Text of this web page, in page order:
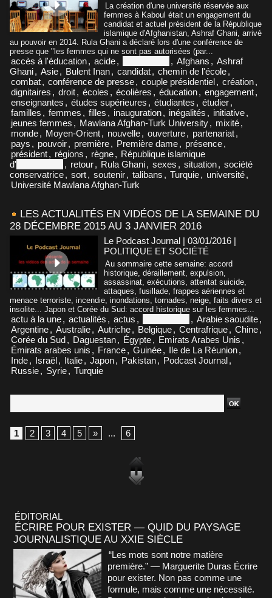
La création d'une université réservée aux
femmes à Kaboul était un engagement du
candidat et actuel président de la République
islamique d'Afghanistan, Ashraf Ghani, arrivé
au pouvoir en 2014. Rula Ghani a déclaré lors d'une conférence de
presse que "les femmes qui ne sont pas autorisées (par...
accès à l'éducation, acide, , Afghans , Ashraf
Ghani, Asie, Bulent Inan, candidat, chemin de l'école,
combat, conférence de presse, couple présidentiel, création,
dignitaires , droit, écoles , écolières , éducation, engagement,
enseignantes , études supérieures , étudiantes , étudier,
familles , femmes , filles , inauguration, inégalités , initiative,
jeunes femmes , Mawlana Afghan-Turk University, mixité,
monde, Moyen-Orient, nouvelle, ouverture, partenariat,
pays , pouvoir, première, Première dame, présence,
président, régions , règne, République islamique
d'
, retour, Rula Ghani, sexes , situation, société
conservatrice, sort, soutenir, talibans , Turquie, université,
Université Mawlana Afghan-Turk
LES ACTUALITÉS EN VIDÉOS DE LA SEMAINE DU
28 DÉCEMBRE 2015 AU 3 JANVIER 2016
Le Podcast Journal | 03/01/2016 |
POLITIQUE ET SOCIÉTÉ
Au sommaire cette semaine: accord
historique, déraillement, expulsion,
assassinat, exécutions, attentat suicide,
attaques, fusillade, frappes aériennes et
menace terroriste, incendie, inondations, tornades, neige, faits divers et
insolite... Japon et Corée du Sud: accord historique sur les femmes...
actu à la une, actualités , actus , , Arabie saoudite,
Argentine, Australie, Autriche, Belgique, Centrafrique, Chine,
Corée du Sud, Daguestan, Égypte, Emirats Arabes Unis ,
Émirats arabes unis , France, Guinée, Ile de La Réunion,
Inde, Israël, Italie, Japon, Pakistan, Podcast Journal,
Russie, Syrie, Turquie
1 2 3 4 5 » ... 6
ÉDITORIAL
ÉCRIRE POUR EXISTER — QUID DU PAYSAGE
JOURNALISTIQUE AU XXIE SIÈCLE
“Les mots sont notre matière
première.” — Marguerite Duras Écrire
pour exister. Non pas comme une
formule, mais comme une nécessité.